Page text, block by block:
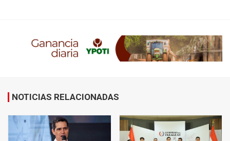
NOTICIAS RELACIONADAS